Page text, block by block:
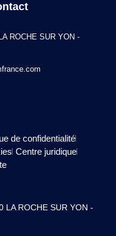
ROCHE SUR YON -
de confidentialité
Centre juridique
LA ROCHE SUR YON -